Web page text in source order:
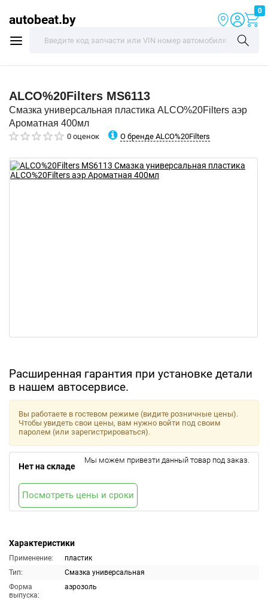
autobeat.by
0
ALCO%20Filters MS6113
Смазка универсальная пластика ALCO%20Filters аэр
Ароматная 400мл
0 оценок О бренде ALCO%20Filters
Расширенная гарантия при установке детали
в нашем автосервисе.
Характеристики
Применение:
пластик
Тип:
Смазка универсальная
Форма
выпуска:
аэрозоль
Вы работаете в гостевом режиме (видите розничные цены).
Чтобы увидеть свои цены, вам нужно войти под своим
паролем (или зарегистрироваться).
Нет на складе
Мы можем привезти данный товар под заказ.
Посмотреть цены и сроки